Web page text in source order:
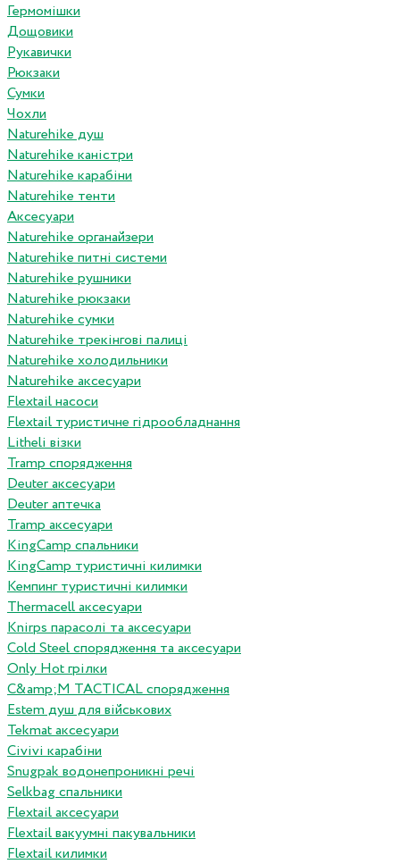
Гермомішки
Дощовики
Рукавички
Рюкзаки
Сумки
Чохли
Naturehike душ
Naturehike каністри
Naturehike карабіни
Naturehike тенти
Аксесуари
Naturehike органайзери
Naturehike питні системи
Naturehike рушники
Naturehike рюкзаки
Naturehike сумки
Naturehike трекінгові палиці
Naturehike холодильники
Naturehike аксесуари
Flextail насоси
Flextail туристичне гідрообладнання
Litheli візки
Tramp спорядження
Deuter аксесуари
Deuter аптечка
Tramp аксесуари
KingCamp спальники
KingCamp туристичні килимки
Кемпинг туристичні килимки
Thermacell аксесуари
Knirps парасолі та аксесуари
Cold Steel спорядження та аксесуари
Only Hot грілки
C&amp;M TACTICAL спорядження
Estem душ для військових
Tekmat аксесуари
Сivivi карабіни
Snugpak водонепроникні речі
Selkbag спальники
Flextail аксесуари
Flextail вакуумні пакувальники
Flextail килимки